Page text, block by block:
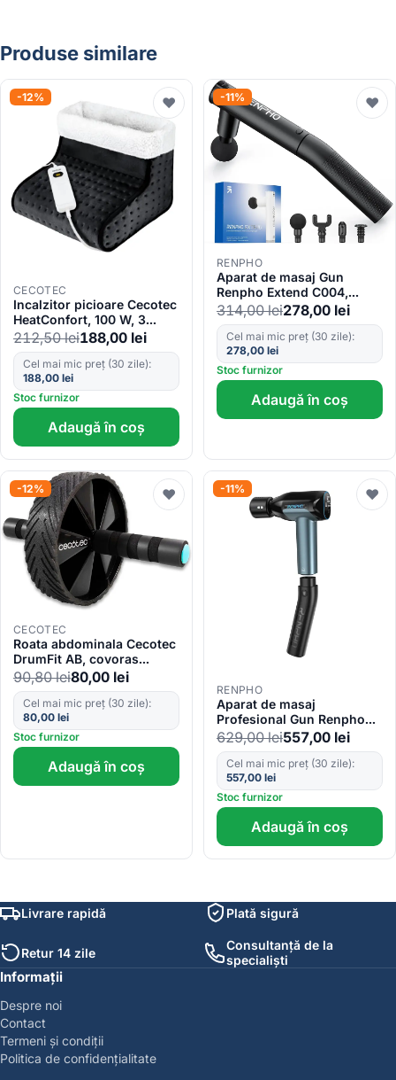
Produse similare
-12% ♥
CECOTEC
Incalzitor picioare Cecotec
HeatConfort, 100 W, 3
niveluri de temperatura,
oprire automata
212,50lei188,00 lei
Cel mai mic preț (30 zile):
188,00 lei
Stoc furnizor
Adaugă în coș
-11% ♥
RENPHO
Aparat de masaj Gun
Renpho Extend C004,
4capete, 4 viteze, brat de
extensie
314,00lei278,00 lei
Cel mai mic preț (30 zile):
278,00 lei
Stoc furnizor
Adaugă în coș
-12% ♥
CECOTEC
Roata abdominala Cecotec
DrumFit AB, covoras
antialunecare inclus
90,80lei80,00 lei
Cel mai mic preț (30 zile):
80,00 lei
Stoc furnizor
Adaugă în coș
-11% ♥
RENPHO
Aparat de masaj
Profesional Gun Renpho
Reach 2, Incalzire si racire,
6 capete, 5 viteze, Control
touch temperatura, brat de
extensie, geanta
629,00lei557,00 lei
Cel mai mic preț (30 zile):
557,00 lei
Stoc furnizor
Adaugă în coș
Livrare rapidă Plată sigură
Retur 14 zile
Consultanță de la
specialiști
Informații
Despre noi
Contact
Termeni și condiții
Politica de confidențialitate